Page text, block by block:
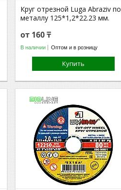
Круг отрезной Luga Abraziv по
металлу 125*1,2*22.23 мм.
от 160 ₸
В наличии Оптом и в розницу
Купить